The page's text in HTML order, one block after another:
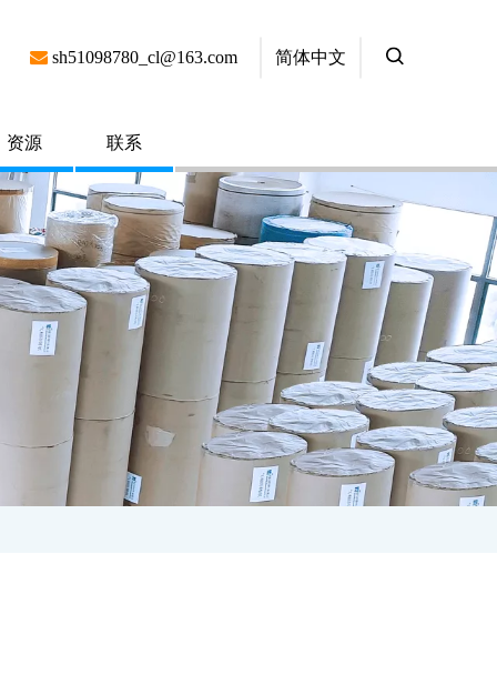
 sh51098780_cl@163.com 简体中文
资源 联系